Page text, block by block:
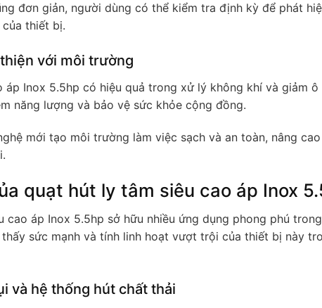
đơn giản, người dùng có thể kiểm tra định kỳ để phát
thiết bị.
với môi trường
áp Inox 5.5hp có hiệu quả trong xử lý không khí và giảm
năng lượng và bảo vệ sức khỏe cộng đồng.
mới tạo môi trường làm việc sạch và an toàn, nâng
quạt hút ly tâm siêu cao áp Inox
cao áp Inox 5.5hp sở hữu nhiều ứng dụng phong phú
sức mạnh và tính linh hoạt vượt trội của thiết bị này
và hệ thống hút chất thải